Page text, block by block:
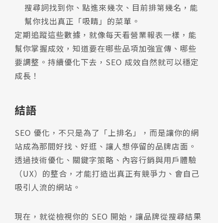
搜尋詞找到你、點進來幾次、目前排第幾名，能
幫你找出真正「吸睛」的菜單。
定期追蹤這些數據，就像每天看營業報表一樣，能
幫你掌握成效，知道要在哪些品項加強宣傳、哪些
要調整。持續優化下去，SEO 成效自然就可以穩定
成長！
結語
SEO 優化，不只是為了「上排名」，而是讓你的網
站成為那間好找、好逛、讓人想停留的品牌店面。
透過技術優化、關鍵字策略、內容行銷與用戶體驗
（UX）的整合，才能打造出真正有競爭力、會自己
吸引人流的網站。
現在，就從檢視你的 SEO 開始，讓品牌從搜尋結果